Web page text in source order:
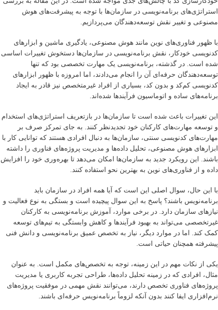
استراتژی‌های برنامه‌نویسی در سازمان‌ها با توجه به پیشرفت‌های هوش
مصنوعی و تغییر نقش توسعه‌دهندگان می‌پردازیم.
با ظهور فناوری‌های نوین مانند هوش مصنوعی، یادگیری ماشین و ابزارهای
کدنویسی خودکار، نقش برنامه‌نویسی در سازمان‌ها دستخوش تغییرات اساسی
شده است. در گذشته، برنامه‌نویسی یک مهارت تخصصی بود که تنها
توسعه‌دهندگان حرفه‌ای آن را انجام می‌دادند، اما امروزه با ظهور ابزارهای
کدنویسی کم‌کد و بدون کد، بسیاری از افراد غیرمتخصص نیز قادر به ایجاد
برنامه‌های ساده و اتوماسیون فرآیندها شده‌اند.
این تغییرات باعث شده است تا سازمان‌ها در بازتعریف استراتژی‌های استخدام
و توسعه مهارت‌های کارکنان خود تجدیدنظر کنند. به جای تمرکز صرف بر
مهارت‌های کدنویسی سنتی، سازمان‌ها به دنبال افرادی هستند که توانایی کار با
ابزارهای هوش مصنوعی، تحلیل داده‌ها و مدیریت پروژه‌های فناوری را داشته
باشند. این رویکرد جدید به سازمان‌ها امکان می‌دهد تا بهره‌وری خود را افزایش
داده و از فناوری‌های نوین به بهترین نحو استفاده کنند.
با این حال، سوال اصلی این است که آیا همه افراد در سازمان باید
برنامه‌نویس باشند؟ پاسخ به این سوال پیچیده است و بستگی به نوع فعالیت و
نیازهای سازمان دارد. در برخی موارد، آموزش برنامه‌نویسی به کارکنان
غیرتخصصی می‌تواند به بهبود فرآیندها و کاهش وابستگی به تیم‌های توسعه
کمک کند. اما در موارد دیگر، نیاز به تخصص عمیق برنامه‌نویسی و دانش فنی
پیشرفته همچنان حیاتی است.
یکی از نکات مهم در این زمینه، توجه به تخصص‌های مکمل است. به عنوان
مثال، افرادی که در زمینه تحلیل داده‌ها، طراحی تجربه کاربری یا مدیریت
پروژه‌های فناوری تخصص دارند، می‌توانند نقش مهمی در موفقیت پروژه‌های
نرم‌افزاری ایفا کنند بدون آنکه لزوماً برنامه‌نویس حرفه‌ای باشند.